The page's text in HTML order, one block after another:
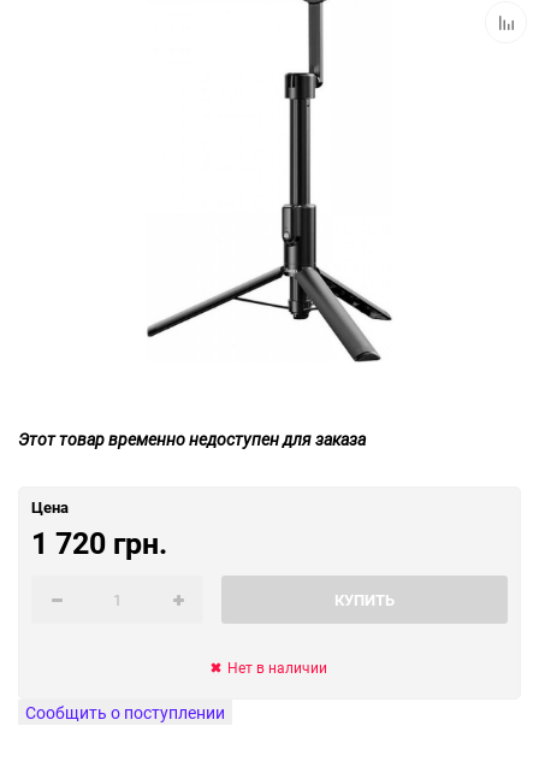
Этот товар временно недоступен для заказа
Цена
1 720 грн.
КУПИТЬ
Нет в наличии
Сообщить о поступлении